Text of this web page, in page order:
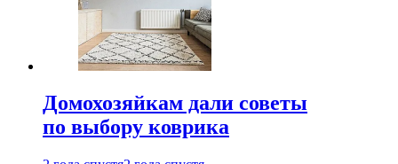
Домохозяйкам дали советы
по выбору коврика